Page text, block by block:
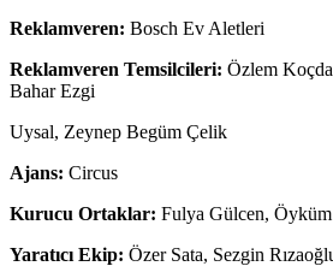
Reklamveren: Bosch Ev Aletleri
Reklamveren Temsilcileri: Özlem
Bahar Ezgi
Uysal, Zeynep Begüm Çelik
Ajans: Circus
Kurucu Ortaklar: Fulya Gülcen,
Yaratıcı Ekip: Özer Sata, Sezgin